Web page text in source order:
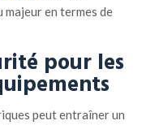
en termes de
pour les
peut entraîner un